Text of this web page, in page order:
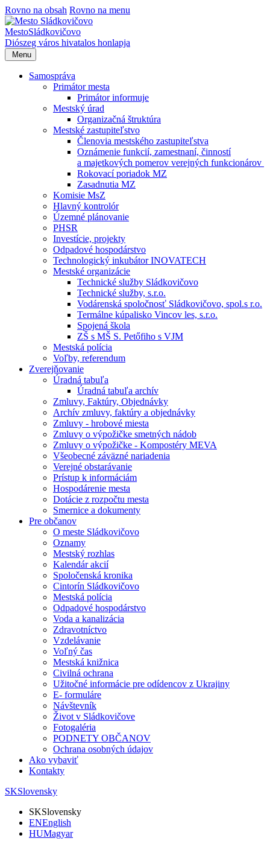
Rovno na obsah Rovno na menu
MestoSládkovičovo
Diószeg város hivatalos honlapja
Menu
Samospráva
Primátor mesta
Primátor informuje
Mestský úrad
Organizačná štruktúra
Mestské zastupiteľstvo
Členovia mestského zastupiteľstva
Oznámenie funkcií, zamestnaní, činností
a majetkových pomerov verejných funkcionárov
Rokovací poriadok MZ
Zasadnutia MZ
Komisie MsZ
Hlavný kontrolór
Územné plánovanie
PHSR
Investície, projekty
Odpadové hospodárstvo
Technologický inkubátor INOVATECH
Mestské organizácie
Technické služby Sládkovičovo
Technické služby, s.r.o.
Vodárenská spoločnosť Sládkovičovo, spol.s r.o.
Termálne kúpalisko Vincov les, s.r.o.
Spojená škola
ZŠ s MŠ S. Petőfiho s VJM
Mestská polícia
Voľby, referendum
Zverejňovanie
Úradná tabuľa
Úradná tabuľa archív
Zmluvy, Faktúry, Objednávky
Archív zmluvy, faktúry a objednávky
Zmluvy - hrobové miesta
Zmluvy o výpožičke smetných nádob
Zmluvy o výpožičke - Kompostéry MEVA
Všeobecné záväzné nariadenia
Verejné obstarávanie
Prístup k informáciám
Hospodárenie mesta
Dotácie z rozpočtu mesta
Smernice a dokumenty
Pre občanov
O meste Sládkovičovo
Oznamy
Mestský rozhlas
Kalendár akcií
Spoločenská kronika
Cintorín Sládkovičovo
Mestská polícia
Odpadové hospodárstvo
Voda a kanalizácia
Zdravotníctvo
Vzdelávanie
Voľný čas
Mestská knižnica
Civilná ochrana
Užitočné informácie pre odídencov z Ukrajiny
E- formuláre
Návštevník
Život v Sládkovičove
Fotogaléria
PODNETY OBČANOV
Ochrana osobných údajov
Ako vybaviť
Kontakty
SKSlovensky
SKSlovensky
ENEnglish
HUMagyar